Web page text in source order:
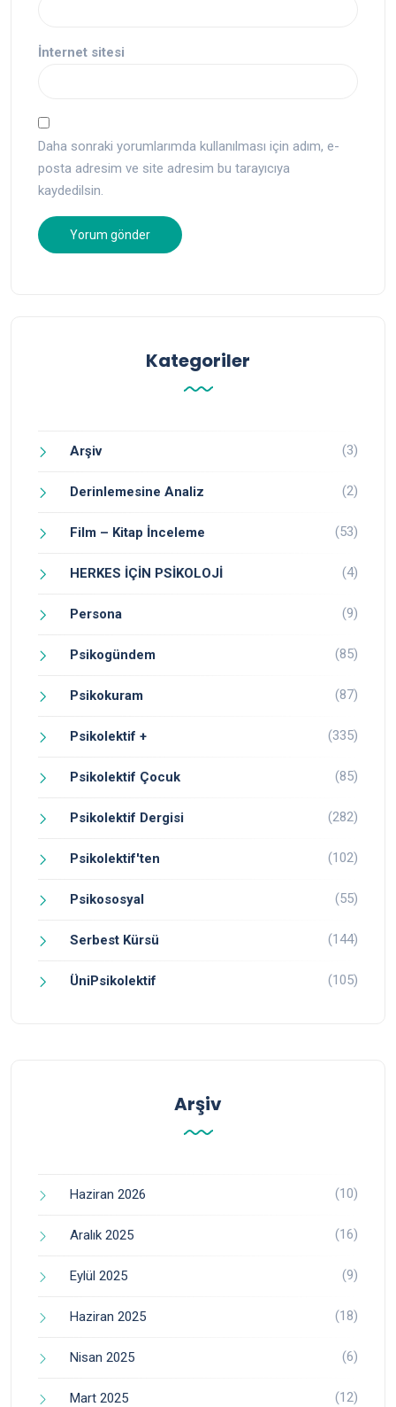
İnternet sitesi
Daha sonraki yorumlarımda kullanılması için adım, e-
posta adresim ve site adresim bu tarayıcıya
kaydedilsin.
Kategoriler
Arşiv (3)
Derinlemesine Analiz (2)
Film – Kitap İnceleme (53)
HERKES İÇİN PSİKOLOJİ (4)
Persona (9)
Psikogündem (85)
Psikokuram (87)
Psikolektif + (335)
Psikolektif Çocuk (85)
Psikolektif Dergisi (282)
Psikolektif'ten (102)
Psikososyal (55)
Serbest Kürsü (144)
ÜniPsikolektif (105)
Arşiv
Haziran 2026 (10)
Aralık 2025 (16)
Eylül 2025 (9)
Haziran 2025 (18)
Nisan 2025 (6)
Mart 2025 (12)